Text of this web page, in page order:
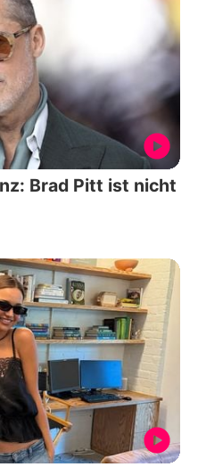
Brad Pitt ist nicht